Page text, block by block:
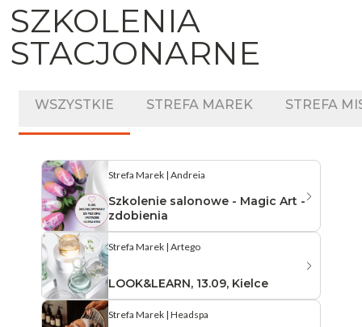
SZKOLENIA
STACJONARNE
WSZYSTKIE STREFA MAREK STREFA
Strefa Marek | Andreia
Szkolenie salonowe - Magic Art -
zdobienia
Strefa Marek | Artego
LOOK&LEARN, 13.09, Kielce
Strefa Marek | Headspa